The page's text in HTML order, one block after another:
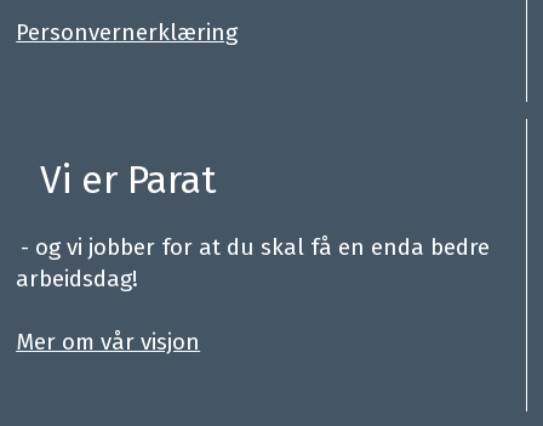
Personvernerklæring
Vi er Parat
- og vi jobber for at du skal få en enda bedre
arbeidsdag!
Mer om vår visjon